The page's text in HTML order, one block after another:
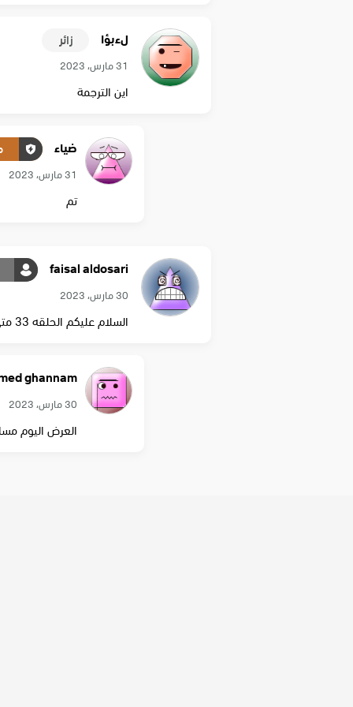
لءبؤا زائر
31 مارس، 2023
اين الترجمة
ضياء
31 مارس، 2023
تم
faisal aldosari
30 مارس، 2023
السلام عليكم الحلقه 33 متى تنزل
ghannam
30 مارس، 2023
العرض اليوم